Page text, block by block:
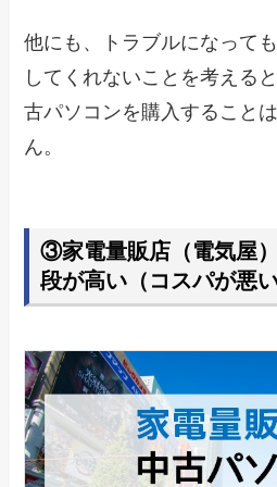
他にも、トラブルになって
してくれないことを考える
古パソコンを購入すること
ん。
③家電量販店（電気屋
段が高い（コスパが悪